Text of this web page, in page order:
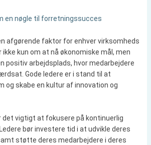
en nøgle til forretningssucces
afgørende faktor for enhver virksomheds
kun om at nå økonomiske mål, men
positiv arbejdsplads, hvor medarbejdere
Gode ledere er i stand til at
og skabe en kultur af innovation og
det vigtigt at fokusere på kontinuerlig
bør investere tid i at udvikle deres
støtte deres medarbejdere i deres